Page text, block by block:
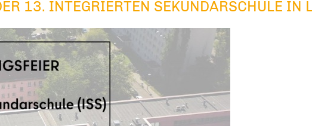
SEKUNDARSCHULE IN
13. INTEGRIERTEN SEKUNDARSCHULE IN